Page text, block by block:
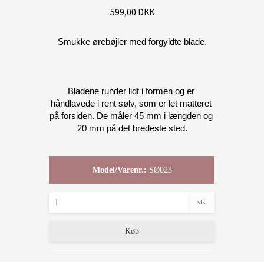
599,00 DKK
Smukke ørebøjler med forgyldte blade.
Bladene runder lidt i formen og er
håndlavede i rent sølv, som er let matteret
på forsiden. De måler 45 mm i længden og
20 mm på det bredeste sted.
Model/Varenr.: SØ023
stk.
Køb